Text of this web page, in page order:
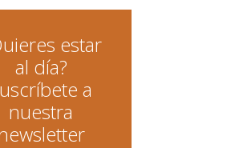
estar
al día?
a
nuestra